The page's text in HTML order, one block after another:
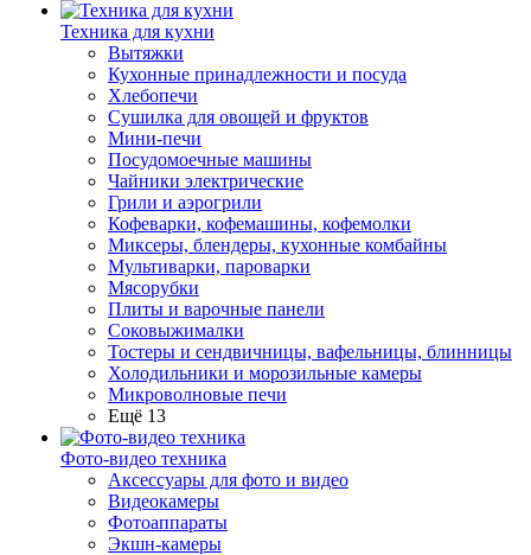
Техника для кухни
Вытяжки
Кухонные принадлежности и посуда
Хлебопечи
Сушилка для овощей и фруктов
Мини-печи
Посудомоечные машины
Чайники электрические
Грили и аэрогрили
Кофеварки, кофемашины, кофемолки
Миксеры, блендеры, кухонные комбайны
Мультиварки, пароварки
Мясорубки
Плиты и варочные панели
Соковыжималки
Тостеры и сендвичницы, вафельницы, блинницы
Холодильники и морозильные камеры
Микроволновые печи
Ещё 13
Фото-видео техника
Аксессуары для фото и видео
Видеокамеры
Фотоаппараты
Экшн-камеры